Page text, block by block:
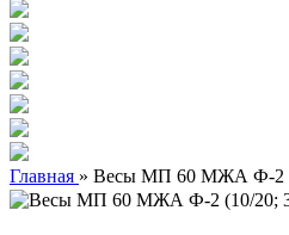
Главная » Весы МП 60 МЖА Ф-2